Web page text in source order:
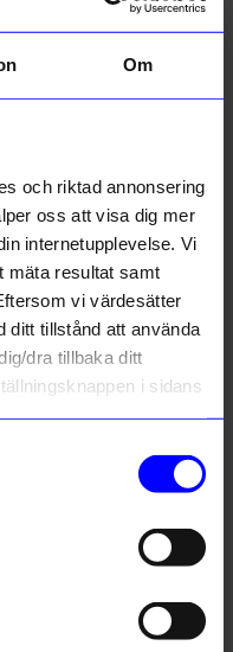
Om
och riktad annonsering
oss att visa dig mer
internetupplevelse. Vi
mäta resultat samt
vi värdesätter
ditt tillstånd att använda
dra tillbaka ditt
i sidans
Solar system Guld